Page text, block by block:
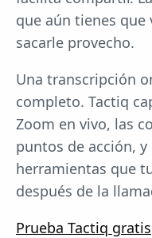
que aún tienes que
sacarle provecho.
Una transcripción
completo. Tactiq
Zoom en vivo, las
puntos de acción,
herramientas que
después de la
Prueba Tactiq gratis